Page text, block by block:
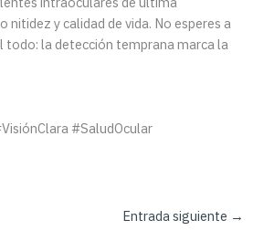
nitidez y calidad de vida. No esperes a
todo: la detección temprana marca la
#SaludOcular
Entrada siguiente →